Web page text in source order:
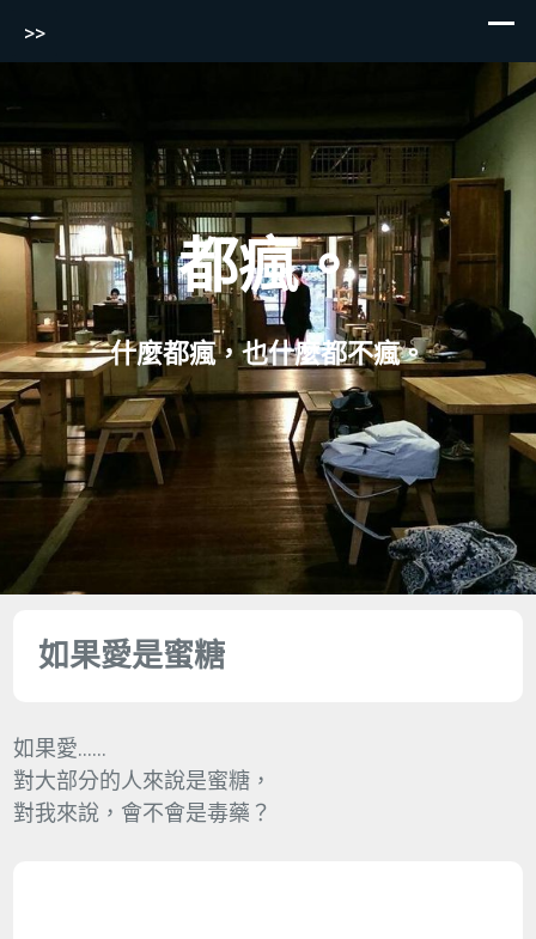
to
content
>>
都瘋。
什麼都瘋，也什麼都不瘋。
如果愛是蜜糖
如果愛……
對大部分的人來說是蜜糖，
對我來說，會不會是毒藥？